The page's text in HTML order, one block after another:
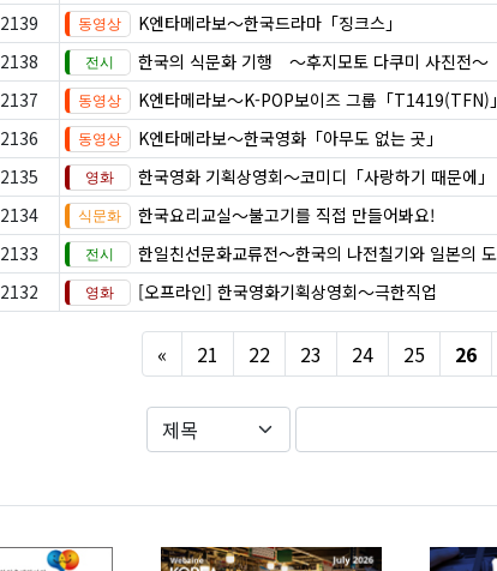
2139
K엔타메라보～한국드라마「징크스」
2138
한국의 식문화 기행 ～후지모토 다쿠미 사진전～
2137
K엔타메라보～K-POP보이즈 그룹「T1419(TFN)
2136
K엔타메라보～한국영화「아무도 없는 곳」
2135
한국영화 기획상영회～코미디「사랑하기 때문에」
2134
한국요리교실〜불고기를 직접 만들어봐요!
2133
한일친선문화교류전～한국의 나전칠기와 일본의
2132
[오프라인] 한국영화기획상영회～극한직업
« Previous
21 22 23 24 25 26